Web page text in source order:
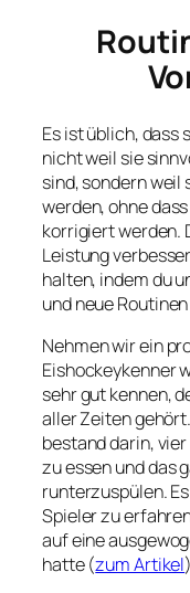
Es ist üblich, dass
nicht weil sie
sind, sondern
werden, ohne
korrigiert werden.
Leistung
halten, indem du
und neue
Nehmen wir ein
Eishockeykenner
sehr gut kennen,
aller Zeiten
bestand darin,
zu essen und das
runterzuspülen.
Spieler zu
auf eine
hatte (zum Artikel